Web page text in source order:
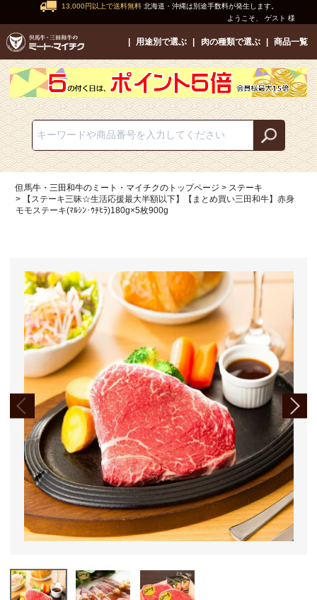
13,000円以上で送料無料 北海道・沖縄は別途手数料が発生します。
ようこそ、 ゲスト 様
用途別で選ぶ 肉の種類で選ぶ 商品一覧
但馬牛・三田和牛のミート・マイチクのトップページ
ステーキ
【ステーキ三昧☆生活応援最大半額以下】【まとめ買い三田和牛】赤身
モモステーキ(ﾏﾙｼﾝ･ｳﾁﾋﾗ)180g×5枚900g